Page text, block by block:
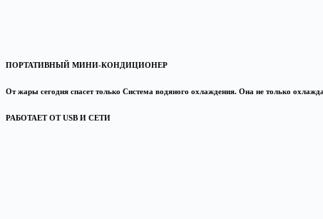
ПОРТАТИВНЫЙ МИНИ‑КОНДИЦИОНЕР
От жары сегодня спасет только Система водяного охлаждения. Она не только
РАБОТАЕТ ОТ USB И СЕТИ